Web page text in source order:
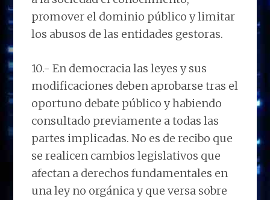
promover el dominio público y limitar
los abusos de las entidades gestoras.
10.- En democracia las leyes y sus
modificaciones deben aprobarse tras el
oportuno debate público y habiendo
consultado previamente a todas las
partes implicadas. No es de recibo que
se realicen cambios legislativos que
afectan a derechos fundamentales en
una ley no orgánica y que versa sobre